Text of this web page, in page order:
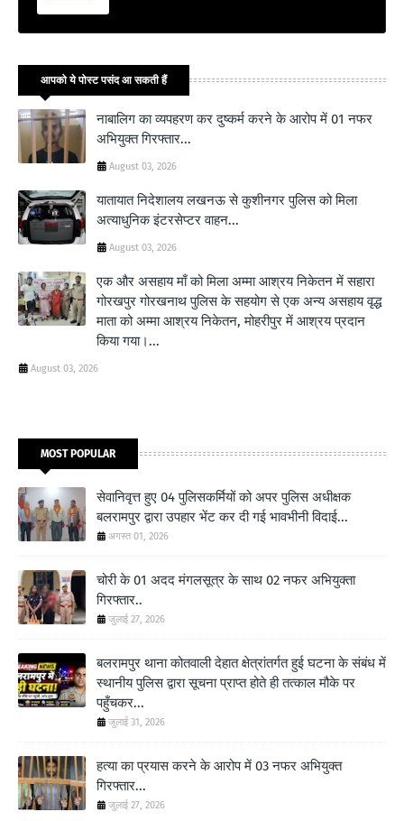
आपको ये पोस्ट पसंद आ सकती हैं
नाबालिग का व्यपहरण कर दुष्कर्म करने के आरोप में 01 नफर
अभियुक्त गिरफ्तार...
August 03, 2026
यातायात निदेशालय लखनऊ से कुशीनगर पुलिस को मिला
अत्याधुनिक इंटरसेप्टर वाहन...
August 03, 2026
एक और असहाय माँ को मिला अम्मा आश्रय निकेतन में सहारा
गोरखपुर गोरखनाथ पुलिस के सहयोग से एक अन्य असहाय वृद्ध
माता को अम्मा आश्रय निकेतन, मोहरीपुर में आश्रय प्रदान
किया गया।...
August 03, 2026
MOST POPULAR
सेवानिवृत्त हुए 04 पुलिसकर्मियों को अपर पुलिस अधीक्षक
बलरामपुर द्वारा उपहार भेंट कर दी गई भावभीनी विदाई...
अगस्त 01, 2026
चोरी के 01 अदद मंगलसूत्र के साथ 02 नफर अभियुक्ता
गिरफ्तार..
जुलाई 27, 2026
बलरामपुर थाना कोतवाली देहात क्षेत्रांतर्गत हुई घटना के संबंध में
स्थानीय पुलिस द्वारा सूचना प्राप्त होते ही तत्काल मौके पर
पहुँचकर...
जुलाई 31, 2026
हत्या का प्रयास करने के आरोप में 03 नफर अभियुक्त
गिरफ्तार...
जुलाई 27, 2026